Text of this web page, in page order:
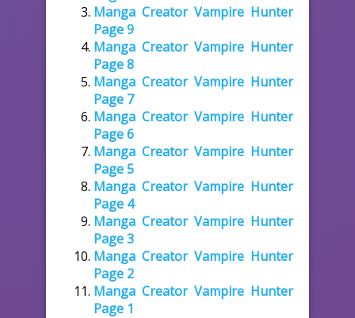
Manga Creator Vampire Hunter
Page 9
Manga Creator Vampire Hunter
Page 8
Manga Creator Vampire Hunter
Page 7
Manga Creator Vampire Hunter
Page 6
Manga Creator Vampire Hunter
Page 5
Manga Creator Vampire Hunter
Page 4
Manga Creator Vampire Hunter
Page 3
Manga Creator Vampire Hunter
Page 2
Manga Creator Vampire Hunter
Page 1